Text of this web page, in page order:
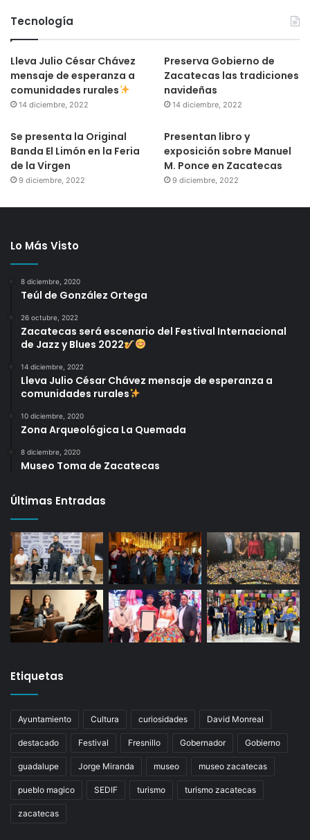
Tecnología
Lleva Julio César Chávez
mensaje de esperanza a
comunidades rurales
14 diciembre, 2022
Preserva Gobierno de
Zacatecas las tradiciones
navideñas
14 diciembre, 2022
Se presenta la Original
Banda El Limón en la Feria
de la Virgen
9 diciembre, 2022
Presentan libro y
exposición sobre Manuel
M. Ponce en Zacatecas
9 diciembre, 2022
Lo Más Visto
8 diciembre, 2020
Teúl de González Ortega
26 octubre, 2022
Zacatecas será escenario del Festival Internacional
de Jazz y Blues 2022
14 diciembre, 2022
Lleva Julio César Chávez mensaje de esperanza a
comunidades rurales
10 diciembre, 2020
Zona Arqueológica La Quemada
8 diciembre, 2020
Museo Toma de Zacatecas
Últimas Entradas
Etiquetas
Ayuntamiento Cultura curiosidades David Monreal
destacado Festival Fresnillo Gobernador Gobierno
guadalupe Jorge Miranda museo museo zacatecas
pueblo magico SEDIF turismo turismo zacatecas
zacatecas